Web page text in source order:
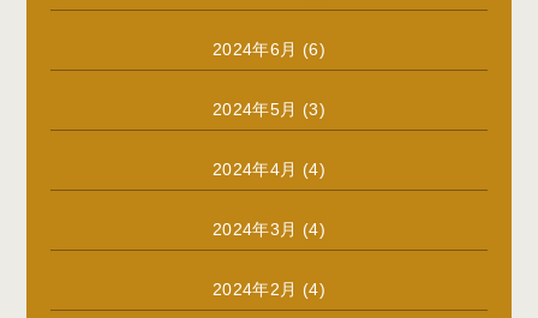
2024年6月 (6)
2024年5月 (3)
2024年4月 (4)
2024年3月 (4)
2024年2月 (4)